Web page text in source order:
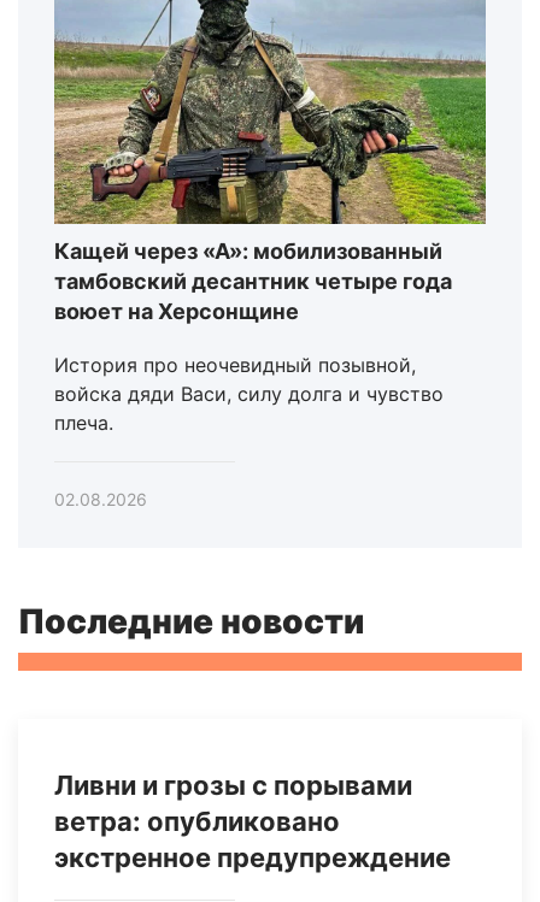
Кащей через «А»: мобилизованный
тамбовский десантник четыре года
воюет на Херсонщине
История про неочевидный позывной,
войска дяди Васи, силу долга и чувство
плеча.
02.08.2026
Последние новости
Ливни и грозы с порывами
ветра: опубликовано
экстренное предупреждение